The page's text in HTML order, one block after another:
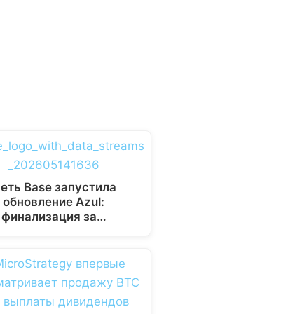
Base запустила
обновление Azul:
финализация за…